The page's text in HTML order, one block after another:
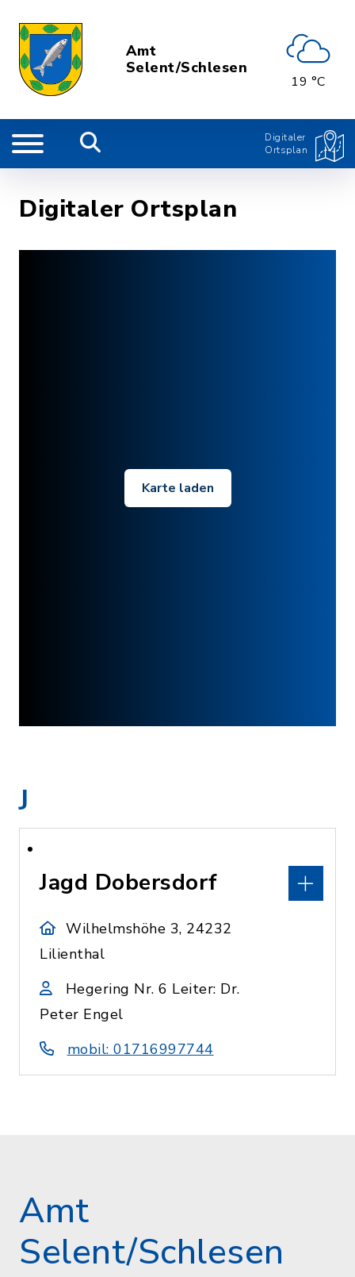
Amt
Selent/Schlesen
19 °C
Digitaler
Ortsplan
Digitaler Ortsplan
Karte laden
J
Jagd Dobersdorf
Wilhelmshöhe 3, 24232
Lilienthal
Hegering Nr. 6 Leiter: Dr.
Peter Engel
mobil: 01716997744
Amt
Selent/Schlesen